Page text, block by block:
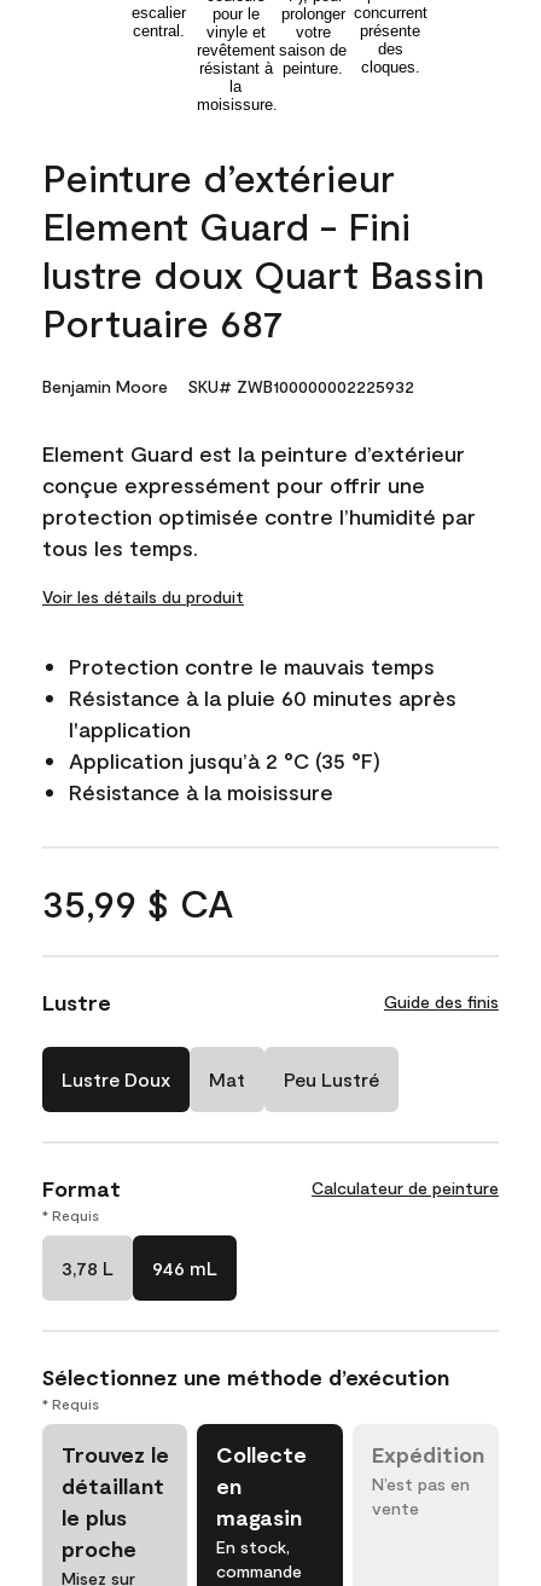
Peinture d’extérieur
Element Guard - Fini
lustre doux Quart Bassin
Portuaire 687
Benjamin Moore SKU# ZWB100000002225932
Element Guard est la peinture d’extérieur
conçue expressément pour offrir une
protection optimisée contre l’humidité par
tous les temps.
Voir les détails du produit
Protection contre le mauvais temps
Résistance à la pluie 60 minutes après
l'application
Application jusqu’à 2 °C (35 °F)
Résistance à la moisissure
35,99 $ CA
Lustre Guide des finis
Lustre Doux Mat Peu Lustré
Format Calculateur de peinture
* Requis
3,78 L 946 mL
Sélectionnez une méthode d’exécution
* Requis
Trouvez le
détaillant
le plus
proche
Misez sur
Collecte
en
magasin
En stock,
commande
Expédition
N’est pas en
vente